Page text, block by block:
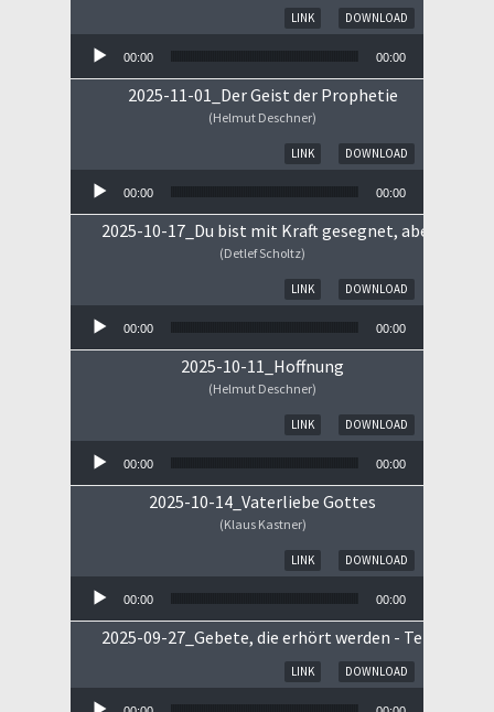
DOWNLOAD
LINK
00:00 00:00
2025-11-01_Der Geist der Prophetie
(Helmut Deschner)
DOWNLOAD
LINK
00:00 00:00
2025-10-17_Du bist mit Kraft gesegnet, aber ...
(Detlef Scholtz)
DOWNLOAD
LINK
00:00 00:00
2025-10-11_Hoffnung
(Helmut Deschner)
DOWNLOAD
LINK
00:00 00:00
2025-10-14_Vaterliebe Gottes
(Klaus Kastner)
DOWNLOAD
LINK
00:00 00:00
2025-09-27_Gebete, die erhört werden - Teil II
DOWNLOAD
LINK